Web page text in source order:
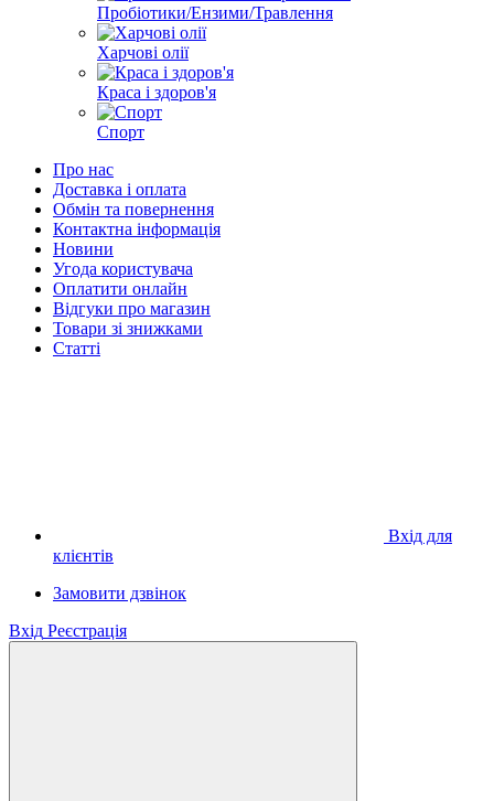
Пробіотики/Ензими/Травлення
Харчові олії
Краса і здоров'я
Спорт
Про нас
Доставка і оплата
Обмін та повернення
Контактна інформація
Новини
Угода користувача
Оплатити онлайн
Відгуки про магазин
Товари зі знижками
Статті
Вхід для
клієнтів
Замовити дзвінок
Вхід Реєстрація